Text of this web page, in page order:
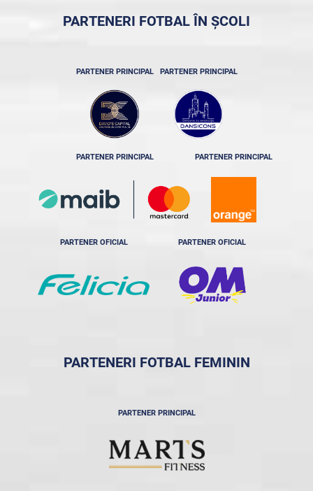
PARTENERI FOTBAL ÎN ȘCOLI
PARTENER PRINCIPAL PARTENER PRINCIPAL
PARTENER PRINCIPAL PARTENER PRINCIPAL
PARTENER OFICIAL PARTENER OFICIAL
PARTENERI FOTBAL FEMININ
PARTENER PRINCIPAL